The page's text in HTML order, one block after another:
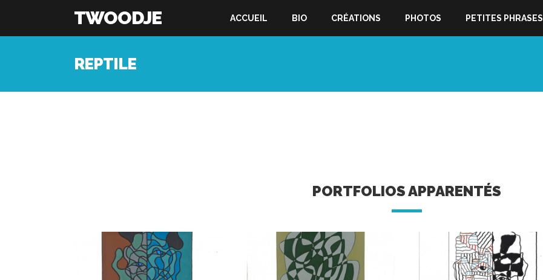
TWOODJE ACCUEIL BIO CRÉATIONS PHOTOS PETITES PHRASES
REPTILE
PORTFOLIOS APPARENTÉS